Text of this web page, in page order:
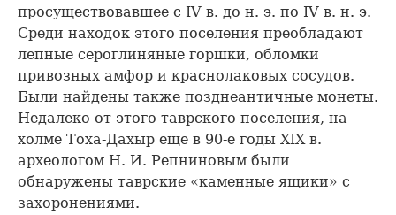
просуществовавшее с IV в. до н. э. по IV в. н. э.
Среди находок этого поселения преобладают
лепные сероглиняные горшки, обломки
привозных амфор и краснолаковых сосудов.
Были найдены также позднеантичные монеты.
Недалеко от этого таврского поселения, на
холме Тоха-Дахыр еще в 90-е годы XIX в.
археологом Н. И. Репниновым были
обнаружены таврские «каменные ящики» с
захоронениями.